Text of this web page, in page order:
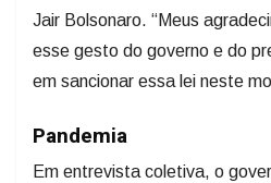
Jair Bolsonaro. “Meus
esse gesto do governo e do
em sancionar essa lei neste
Pandemia
Em entrevista coletiva, o